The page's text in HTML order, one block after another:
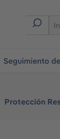
Seguimiento
Protección